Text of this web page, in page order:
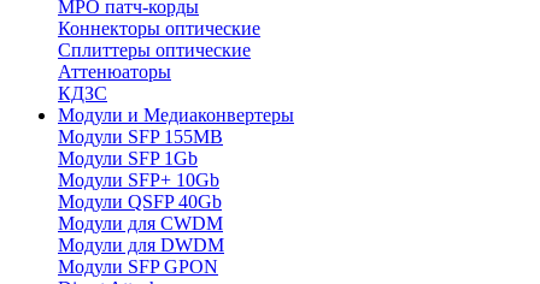
MPO патч-корды
Коннекторы оптические
Сплиттеры оптические
Аттенюаторы
КДЗС
Модули и Медиаконвертеры
Модули SFP 155MB
Модули SFP 1Gb
Модули SFP+ 10Gb
Модули QSFP 40Gb
Модули для CWDM
Модули для DWDM
Модули SFP GPON